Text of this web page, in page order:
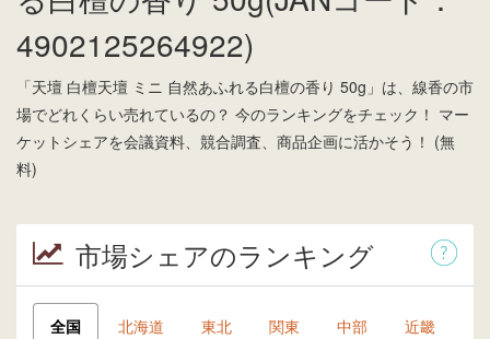
4902125264922)
「天壇 白檀天壇 ミニ 自然あふれる白檀の香り 50g」は、線香の市
場でどれくらい売れているの？ 今のランキングをチェック！ マー
ケットシェアを会議資料、競合調査、商品企画に活かそう！ (無
料)
市場シェアのランキング
全国 北海道 東北 関東 中部 近畿